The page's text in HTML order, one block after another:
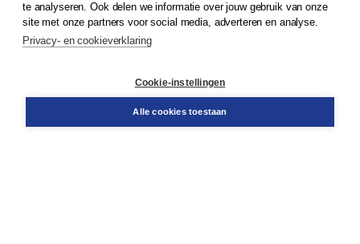
Klantenservice
Service & informatie
Contact
te analyseren. Ook delen we informatie over jouw gebruik van onze
site met onze partners voor social media, adverteren en analyse.
Privacy- en cookieverklaring
Cookie-instellingen
Alle cookies toestaan